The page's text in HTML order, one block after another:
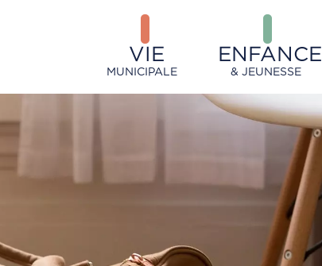
VIE
MUNICIPALE
ENFANCE
& JEUNESSE